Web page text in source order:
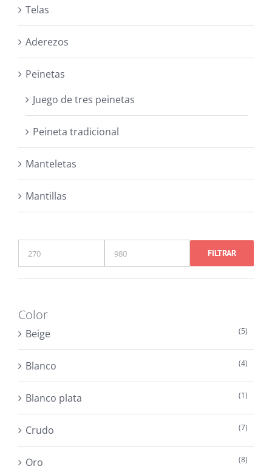
Telas
Aderezos
Peinetas
Juego de tres peinetas
Peineta tradicional
Manteletas
Mantillas
mínimo
máximo
FILTRAR
Color
Beige (5)
Blanco (4)
Blanco plata (1)
Crudo (7)
Oro (8)